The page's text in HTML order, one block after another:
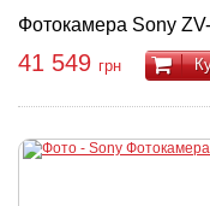
Фотокамера Sony
41 549 грн